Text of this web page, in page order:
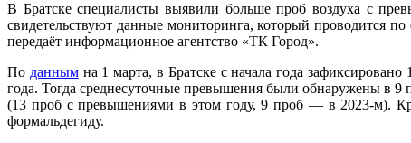
В Братске специалисты выявили больше проб воздуха с
свидетельствуют данные мониторинга, который проводится
передаёт информационное агентство «ТК Город».
По даннымна 1 марта, в Братске с начала года
года. Тогда среднесуточные превышения были обнаружены в
(13 проб с превышениями в этом году, 9 проб — в 2023-м).
формальдегиду.